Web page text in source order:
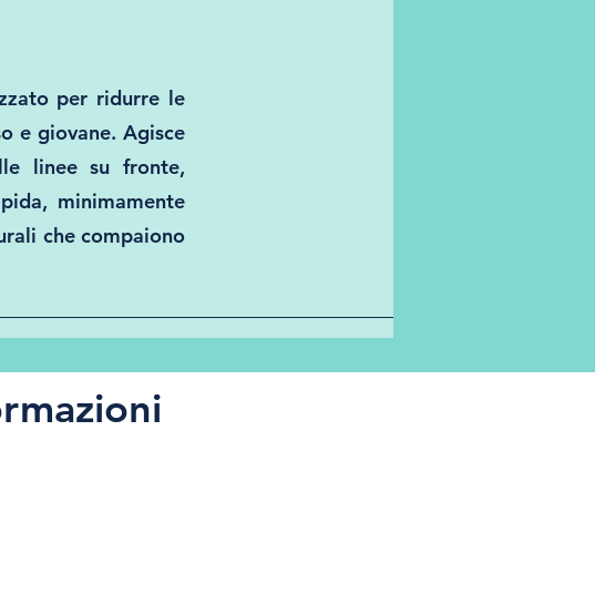
per ridurre le
e giovane. Agisce
linee su fronte,
minimamente
che compaiono